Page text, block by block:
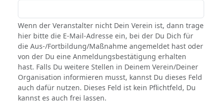
Wenn der Veranstalter nicht Dein Verein ist, dann trage
hier bitte die E-Mail-Adresse ein, bei der Du Dich für
die Aus-/Fortbildung/Maßnahme angemeldet hast oder
von der Du eine Anmeldungsbestätigung erhalten
hast. Falls Du weitere Stellen in Deinem Verein/Deiner
Organisation informieren musst, kannst Du dieses Feld
auch dafür nutzen. Dieses Feld ist kein Pflichtfeld, Du
kannst es auch frei lassen.